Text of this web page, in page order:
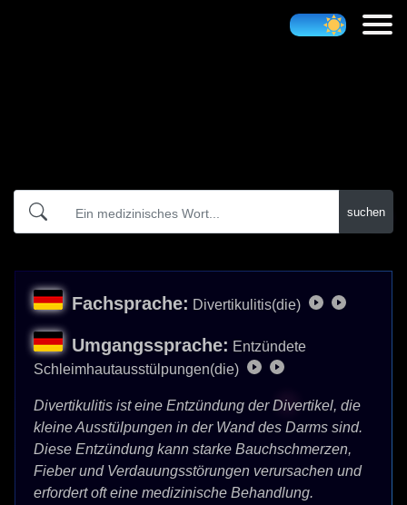
suchen
Fachsprache: Divertikulitis(die)
Umgangssprache: Entzündete
Schleimhautausstülpungen(die)
Divertikulitis ist eine Entzündung der Divertikel, die
kleine Ausstülpungen in der Wand des Darms sind.
Diese Entzündung kann starke Bauchschmerzen,
Fieber und Verdauungsstörungen verursachen und
erfordert oft eine medizinische Behandlung.